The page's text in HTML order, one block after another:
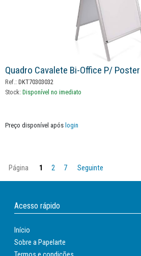
Quadro Cavalete Bi-Office P/
Ref.: DKT70303032
Stock: Disponível no imediato
Preço disponível após login
Página 1 2 7 Seguinte
Acesso rápido
Início
Sobre a Papelarte